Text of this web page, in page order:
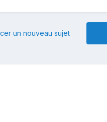
un nouveau sujet